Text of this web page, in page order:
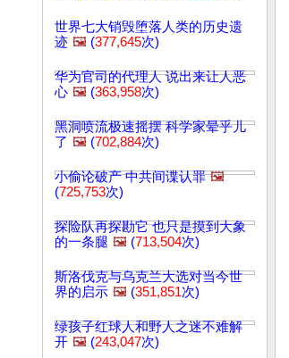
世界七大销毁堕落人类的历史遗
迹 🖼️ (377,645次)
华为官司的代理人 说出来让人恶
心 🖼️ (363,958次)
黑洞喷流极速摇摆 科学家晕乎儿
了 🖼️ (702,884次)
小偷论破产 中共间谍认罪 🖼️
(725,753次)
探险队再探勘它 也只是摸到大象
的一条腿 🖼️ (713,504次)
斯洛伐克与乌克兰大选对当今世
界的启示 🖼️ (351,851次)
绿孩子红球人和野人之迷不难解
开 🖼️ (243,047次)